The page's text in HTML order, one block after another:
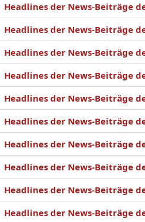
Headlines der News-Beiträge
Headlines der News-Beiträge
Headlines der News-Beiträge
Headlines der News-Beiträge
Headlines der News-Beiträge
Headlines der News-Beiträge
Headlines der News-Beiträge
Headlines der News-Beiträge
Headlines der News-Beiträge
Headlines der News-Beiträge